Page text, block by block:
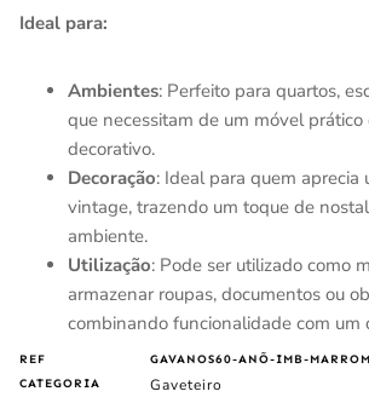
Ideal para:
Ambientes: Perfeito para quartos,
que necessitam de um móvel
decorativo.
Decoração: Ideal para quem aprecia
vintage, trazendo um toque de
ambiente.
Utilização: Pode ser utilizado como
armazenar roupas, documentos ou
combinando funcionalidade com um
REF
GAVANOS60-ANÕ-IMB-
CATEGORIA
Gaveteiro